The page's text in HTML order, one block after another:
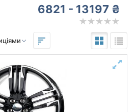
6821 - 13197 ₴